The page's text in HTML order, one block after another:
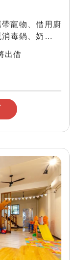
寵物、借用廚
毒鍋、奶瓶刷
嬰兒澡...
出借